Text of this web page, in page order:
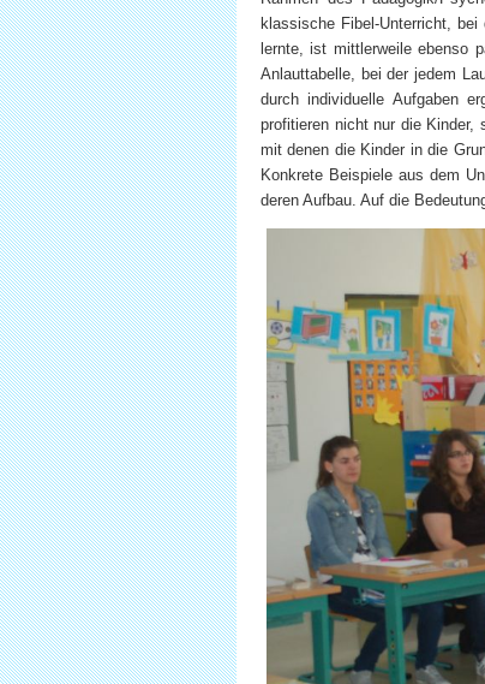
klassische Fibel-Unterricht,
lernte, ist mittlerweile ebenso
Anlauttabelle, bei der jedem
durch individuelle Aufgaben
profitieren nicht nur die Kinder,
mit denen die Kinder in die
Konkrete Beispiele aus dem
deren Aufbau. Auf die